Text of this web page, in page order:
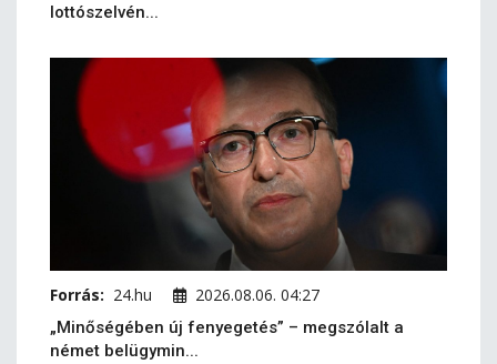
lottószelvén...
Forrás: 24.hu 2026.08.06. 04:27
„Minőségében új fenyegetés” – megszólalt a
német belügymin...